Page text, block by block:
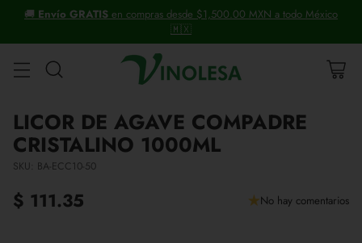
+30 años distribuyendo vinos y licores.
LICOR DE AGAVE COMPADRE
CRISTALINO 1000ML
SKU: BA-ECC10-50
Precio
$ 111.35 No hay comentarios